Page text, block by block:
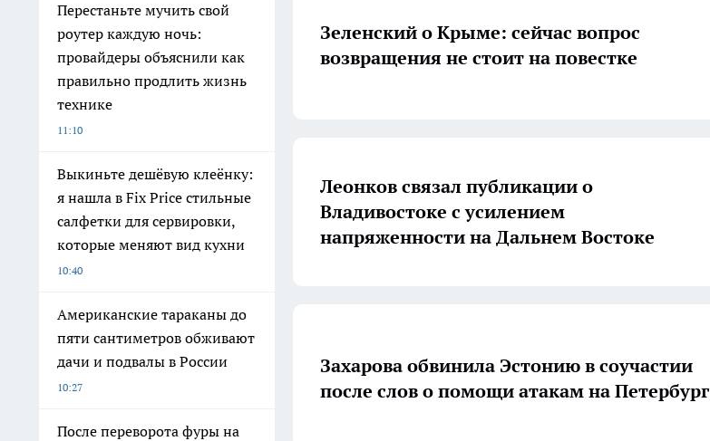
Перестаньте мучить свой
роутер каждую ночь:
провайдеры объяснили как
правильно продлить жизнь
технике
11:10
Выкиньте дешёвую клеёнку:
я нашла в Fix Price стильные
салфетки для сервировки,
которые меняют вид кухни
10:40
Американские тараканы до
пяти сантиметров обживают
дачи и подвалы в России
10:27
После переворота фуры на
Зеленский о Крыме: сейчас вопрос
возвращения не стоит на повестке
Леонков связал публикации о
Владивостоке с усилением
напряженности на Дальнем Востоке
Захарова обвинила Эстонию в соучастии
после слов о помощи атакам на Петербург